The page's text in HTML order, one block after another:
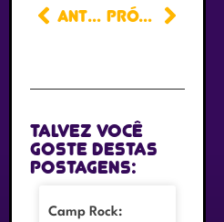
ANTERIOR PRÓXIMO
Talvez você
goste destas
postagens:
Camp Rock: